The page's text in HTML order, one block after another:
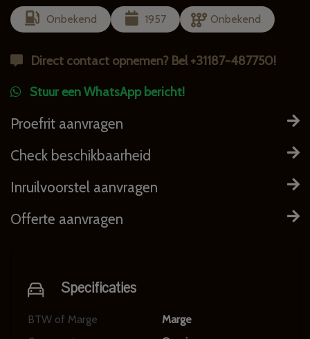
Onbekend 1957 Onbekend
Direct contact opnemen? Bel +31187-487750!
Stuur een WhatsApp bericht!
Proefrit aanvragen
Check beschikbaarheid
Inruilvoorstel aanvragen
Offerte aanvragen
Specificaties
BTW of Marge
Marge